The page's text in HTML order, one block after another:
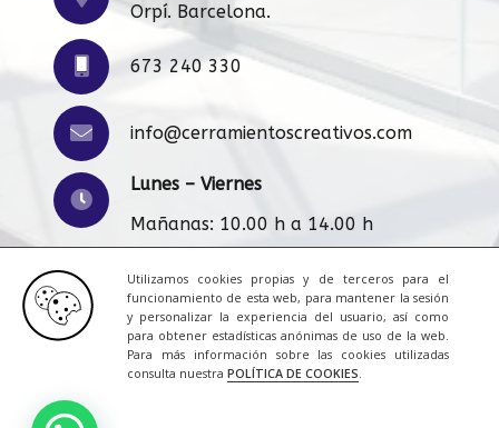
Utilizamos cookies propias y de terceros para el
funcionamiento de esta web, para mantener la sesión
y personalizar la experiencia del usuario, así como
para obtener estadísticas anónimas de uso de la web.
Para más información sobre las cookies utilizadas
consulta nuestra POLÍTICA DE COOKIES.
Orpí. Barcelona.
673 240 330
info@cerramientoscreativos.com
Lunes – Viernes
Mañanas: 10.00 h a 14.00 h
Aviso Legal|Cookies|Contacto
© 2023 Todos los derechos reservados.